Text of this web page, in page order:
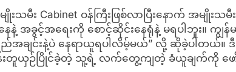
သမီး Cabinet ဝန်ကြီးဖြစ်လာပြီးနောက် အမျိုးသမီ
နဲ့ အခွင့်အရေးကို စောင့်ဆိုင်းနေရုံနဲ့ မရပါဘူး။ ကျွ
အချင်းနဲ့ပဲ နေရာယူရပါလိမ့်မယ်” လို့ ဆိုခဲ့ပါတယ်။
န်းတူယှဉ်ပြိုင်ခဲ့တဲ့ သူ့ရဲ့ လက်တွေ့ကျတဲ့ ခံယူချက်ကို ဖော်